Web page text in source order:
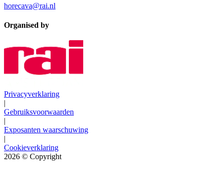
horecava@rai.nl
Organised by
Privacyverklaring
|
Gebruiksvoorwaarden
|
Exposanten waarschuwing
|
Cookieverklaring
2026 © Copyright